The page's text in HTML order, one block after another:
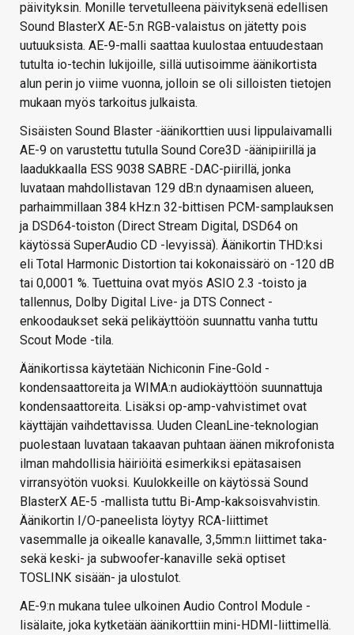
päivityksin. Monille tervetulleena päivityksenä edellisen
Sound BlasterX AE-5:n RGB-valaistus on jätetty pois
uutuuksista. AE-9-malli saattaa kuulostaa entuudestaan
tutulta io-techin lukijoille, sillä uutisoimme äänikortista
alun perin jo viime vuonna, jolloin se oli silloisten tietojen
mukaan myös tarkoitus julkaista.
Sisäisten Sound Blaster -äänikorttien uusi lippulaivamalli
AE-9 on varustettu tutulla Sound Core3D -äänipiirillä ja
laadukkaalla ESS 9038 SABRE -DAC-piirillä, jonka
luvataan mahdollistavan 129 dB:n dynaamisen alueen,
parhaimmillaan 384 kHz:n 32-bittisen PCM-samplauksen
ja DSD64-toiston (Direct Stream Digital, DSD64 on
käytössä SuperAudio CD -levyissä). Äänikortin THD:ksi
eli Total Harmonic Distortion tai kokonaissärö on -120 dB
tai 0,0001 %. Tuettuina ovat myös ASIO 2.3 -toisto ja
tallennus, Dolby Digital Live- ja DTS Connect -
enkoodaukset sekä pelikäyttöön suunnattu vanha tuttu
Scout Mode -tila.
Äänikortissa käytetään Nichiconin Fine-Gold -
kondensaattoreita ja WIMA:n audiokäyttöön suunnattuja
kondensaattoreita. Lisäksi op-amp-vahvistimet ovat
käyttäjän vaihdettavissa. Uuden CleanLine-teknologian
puolestaan luvataan takaavan puhtaan äänen mikrofonista
ilman mahdollisia häiriöitä esimerkiksi epätasaisen
virransyötön vuoksi. Kuulokkeille on käytössä Sound
BlasterX AE-5 -mallista tuttu Bi-Amp-kaksoisvahvistin.
Äänikortin I/O-paneelista löytyy RCA-liittimet
vasemmalle ja oikealle kanavalle, 3,5mm:n liittimet taka-
sekä keski- ja subwoofer-kanaville sekä optiset
TOSLINK sisään- ja ulostulot.
AE-9:n mukana tulee ulkoinen Audio Control Module -
lisälaite, joka kytketään äänikorttiin mini-HDMI-liittimellä.